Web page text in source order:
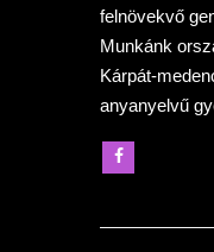
felnövekvő
Munkánk
Kárpát-
anyanyelvű